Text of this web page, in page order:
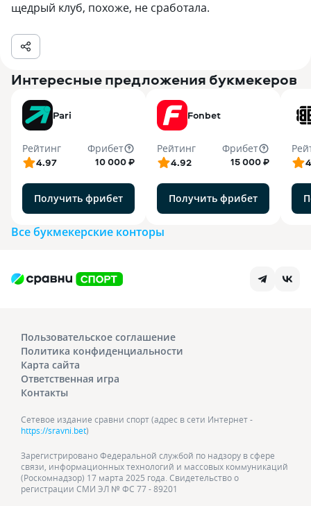
щедрый клуб, похоже, не сработала.
Интересные предложения букмекеров
Pari
Рейтинг
4.97
Фрибет
10 000 ₽
Получить фрибет
Fonbet
Рейтинг
4.92
Фрибет
15 000 ₽
Получить фрибет
Все букмекерские конторы
Пользовательское соглашение
Политика конфиденциальности
Карта сайта
Ответственная игра
Контакты
Сетевое издание сравни спорт (адрес в сети Интернет -
https://sravni.bet)
Зарегистрировано Федеральной службой по надзору в сфере
связи, информационных технологий и массовых коммуникаций
(Роскомнадзор) 17 марта 2025 года. Свидетельство о
регистрации СМИ ЭЛ № ФС 77 - 89201